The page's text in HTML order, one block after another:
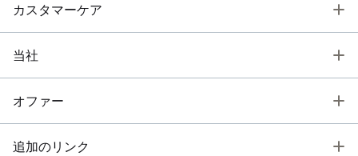
カスタマーケア
当社
オファー
追加のリンク